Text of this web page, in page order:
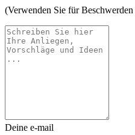
(Verwenden Sie für Beschwerden
Deine e-mail